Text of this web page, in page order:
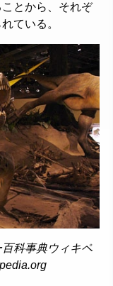
とから、それぞ
ている。
科事典ウィキペ